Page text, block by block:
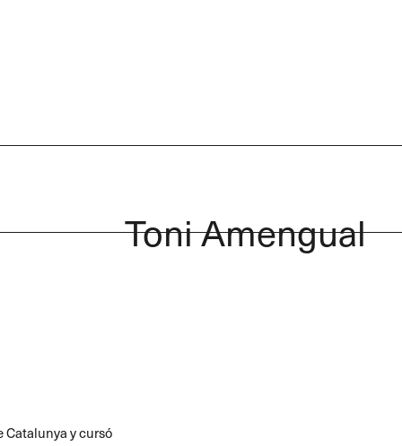
Toni Amengual
y cursó